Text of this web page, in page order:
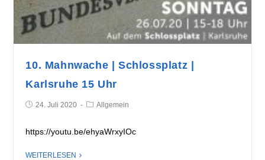
10. Mahnwache | Schlossplatz |
Karlsruhe 15 Uhr
24. Juli 2020 Allgemein
https://youtu.be/ehyaWrxyIOc
WEITERLESEN